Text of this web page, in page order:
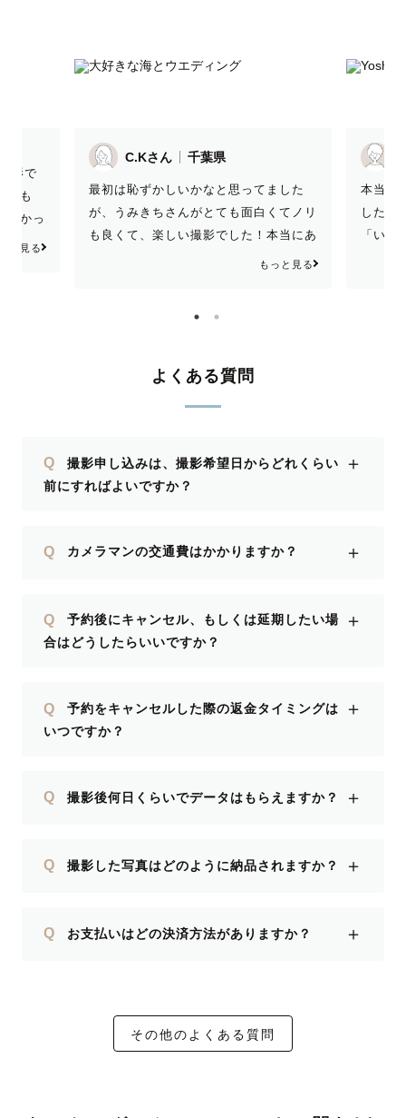
た
ノリ
N.Mさん 千葉県
本当に楽しかったです。 前撮り撮影で
したが、家族写真もお願いし、家族も
「いいカメラマンさんに出会えてよかっ
たね」と喜んでいました。これから何度
もっと見る
最初は
が、う
も良
よくある質問
Q
撮影申し込みは、撮影希望日からどれくらい
前にすればよいですか？
＋
Q カメラマンの交通費はかかりますか？ ＋
Q
予約後にキャンセル、もしくは延期したい場
合はどうしたらいいですか？
＋
Q
予約をキャンセルした際の返金タイミングは
いつですか？
＋
Q 撮影後何日くらいでデータはもらえますか？ ＋
Q 撮影した写真はどのように納品されますか？ ＋
Q お支払いはどの決済方法がありますか？ ＋
その他のよくある質問